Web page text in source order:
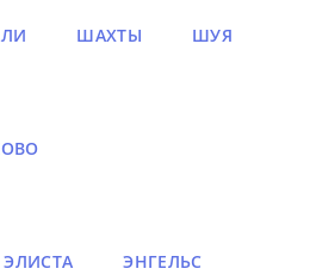
ШАХТЫ ШУЯ
ЭЛИСТА ЭНГЕЛЬС